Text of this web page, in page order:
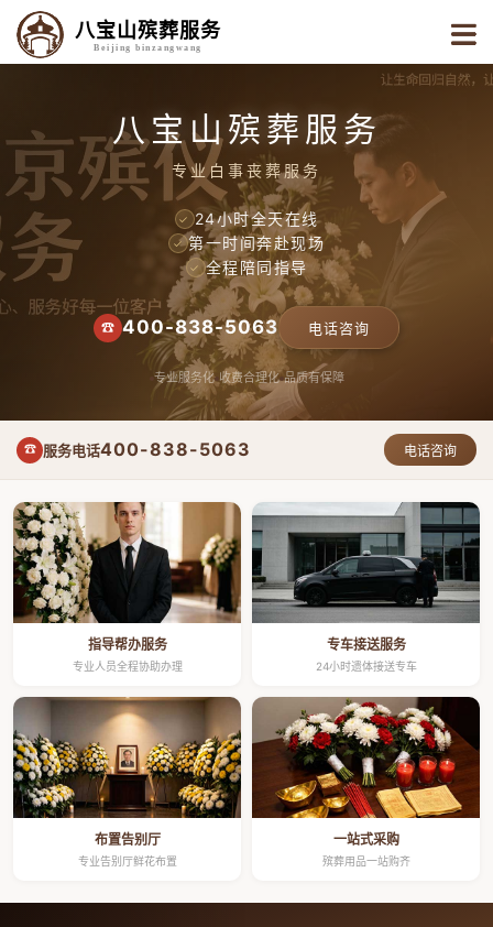
八宝山殡葬服务
Beijing binzangwang
八宝山殡葬服务
专业白事丧葬服务
✓ 24小时全天在线
✓ 第一时间奔赴现场
✓ 全程陪同指导
☎ 400-838-5063 电话咨询
专业服务化 收费合理化 品质有保障
☎ 服务电话400-838-5063 电话咨询
指导帮办服务
专业人员全程协助办理
专车接送服务
24小时遗体接送专车
布置告别厅
专业告别厅鲜花布置
一站式采购
殡葬用品一站购齐